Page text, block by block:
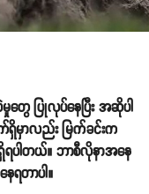
တွေ ပြုလုပ်နေပြီး အဆိုပါ
မှာလည်း မြက်ခင်းက
ပါတယ်။ ဘာစီလိုနာအနေ
တာပါ။